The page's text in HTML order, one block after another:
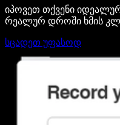
იპოვეთ თქვენი
რეალურ დროში ხმის
სცადეთ უფასოდ